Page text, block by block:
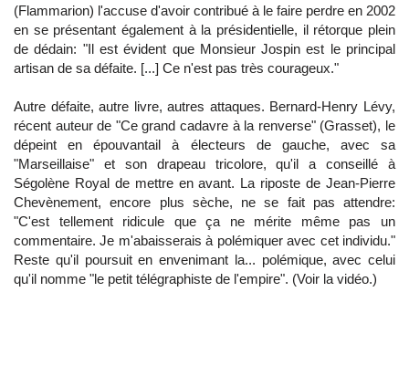
(Flammarion) l'accuse d'avoir contribué à le faire perdre en 2002
en se présentant également à la présidentielle, il rétorque plein
de dédain: "Il est évident que Monsieur Jospin est le principal
artisan de sa défaite. [...] Ce n'est pas très courageux."
Autre défaite, autre livre, autres attaques. Bernard-Henry Lévy,
récent auteur de "Ce grand cadavre à la renverse" (Grasset), le
dépeint en épouvantail à électeurs de gauche, avec sa
"Marseillaise" et son drapeau tricolore, qu'il a conseillé à
Ségolène Royal de mettre en avant. La riposte de Jean-Pierre
Chevènement, encore plus sèche, ne se fait pas attendre:
"C'est tellement ridicule que ça ne mérite même pas un
commentaire. Je m'abaisserais à polémiquer avec cet individu."
Reste qu'il poursuit en envenimant la... polémique, avec celui
qu'il nomme "le petit télégraphiste de l'empire". (Voir la vidéo.)